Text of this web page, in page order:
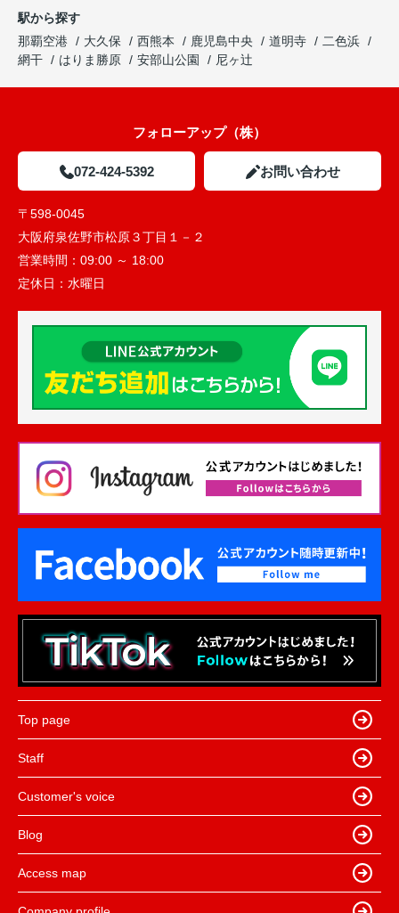
駅から探す
那覇空港
大久保 西熊本 鹿児島中央 道明寺
二色浜
網干
はりま勝原 安部山公園 尼ヶ辻
フォローアップ（株）
072-424-5392 お問い合わせ
〒598-0045
大阪府泉佐野市松原３丁目１－２
営業時間： 09:00 ～ 18:00
定休日： 水曜日
Top page
Staff
Customer's voice
Blog
Access map